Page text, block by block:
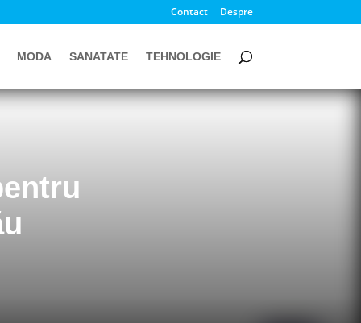
Contact Despre
MODA SANATATE TEHNOLOGIE